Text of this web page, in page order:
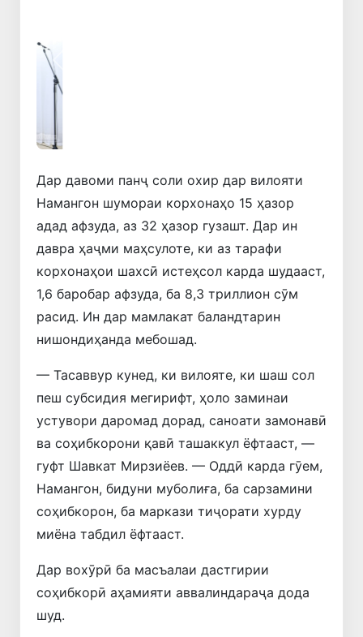
Дар давоми панҷ соли охир дар вилояти
Намангон шумораи корхонаҳо 15 ҳазор
адад афзуда, аз 32 ҳазор гузашт. Дар ин
давра ҳаҷми маҳсулоте, ки аз тарафи
корхонаҳои шахсӣ истеҳсол карда шудааст,
1,6 баробар афзуда, ба 8,3 триллион сӯм
расид. Ин дар мамлакат баландтарин
нишондиҳанда мебошад.
— Тасаввур кунед, ки вилояте, ки шаш сол
пеш субсидия мегирифт, ҳоло заминаи
устувори даромад дорад, саноати замонавӣ
ва соҳибкорони қавӣ ташаккул ёфтааст, —
гуфт Шавкат Мирзиёев. — Оддӣ карда гӯем,
Намангон, бидуни муболиға, ба сарзамини
соҳибкорон, ба маркази тиҷорати хурду
миёна табдил ёфтааст.
Дар вохӯрӣ ба масъалаи дастгирии
соҳибкорӣ аҳамияти аввалиндараҷа дода
шуд.